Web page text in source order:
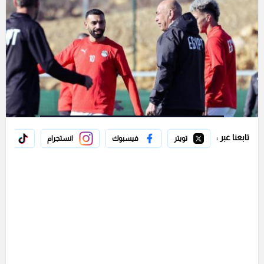
تابعنا عبر : تويتر فيسبوك انستجرام